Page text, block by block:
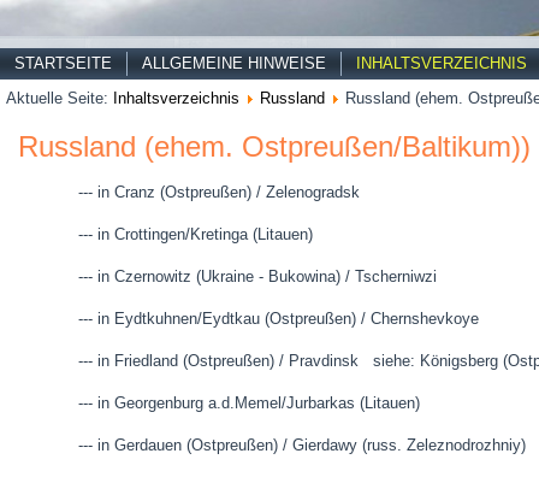
STARTSEITE ALLGEMEINE HINWEISE
INHALTSVERZEICHNIS
Aktuelle Seite: Inhaltsverzeichnis Russland Russland (ehem.
Russland (ehem. Ostpreußen/Baltikum))
--- in Cranz (Ostpreußen) / Zelenogradsk
--- in Crottingen/Kretinga (Litauen)
--- in Czernowitz (Ukraine - Bukowina) / Tscherniwzi
--- in Eydtkuhnen/Eydtkau (Ostpreußen) / Chernshevkoye
--- in Friedland (Ostpreußen) / Pravdinsk siehe: Königsberg
--- in Georgenburg a.d.Memel/Jurbarkas (Litauen)
--- in Gerdauen (Ostpreußen) / Gierdawy (russ. Zeleznodrozhniy)